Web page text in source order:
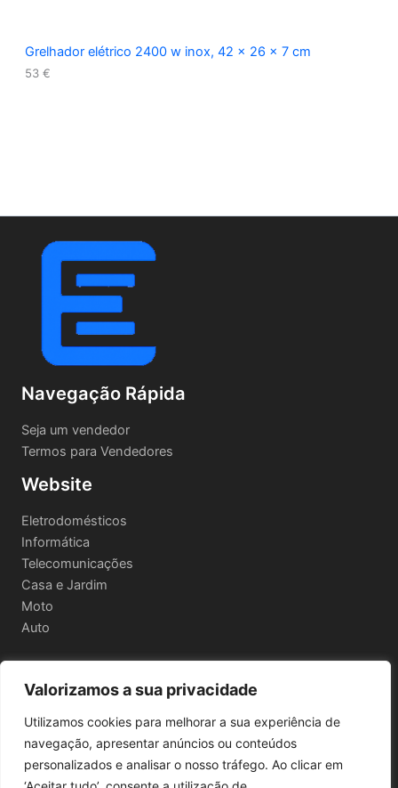
Valorizamos a sua privacidade
Utilizamos cookies para melhorar a sua experiência de
navegação, apresentar anúncios ou conteúdos
personalizados e analisar o nosso tráfego. Ao clicar em
Grelhador elétrico 2400 w inox, 42 x 26 x 7 cm
53 €
Navegação Rápida
Seja um vendedor
Termos para Vendedores
Website
Eletrodomésticos
Informática
Telecomunicações
Casa e Jardim
Moto
Auto
Informações Legais
Política de privacidade
Termos e Condições
Política de Envio e Devoluções